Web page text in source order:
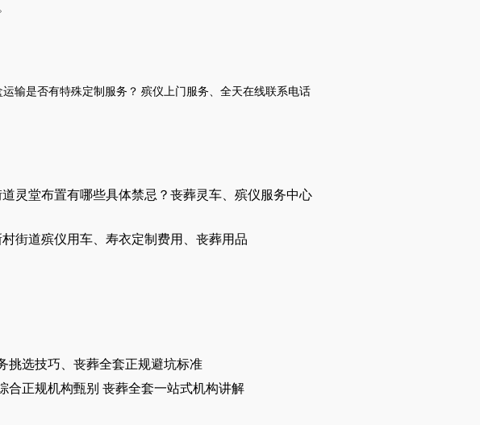
运输是否有特殊定制服务 ？ 殡仪 上门服务 全天在线联系电话
道灵堂布置有哪些具体禁忌？丧葬灵车、殡仪服务中心
村街道殡仪用车、寿衣定制费用、丧葬用品
挑选技巧、丧葬全套正规避坑标准
合正规机构甄别 丧葬全套一站式机构讲解